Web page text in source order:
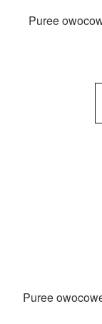
Puree
Puree